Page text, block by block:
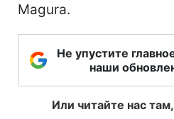
Magura.
Не упустите
наши
Или читайте нас